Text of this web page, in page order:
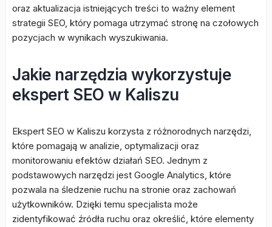
oraz aktualizacja istniejących treści to ważny element
strategii SEO, który pomaga utrzymać stronę na czołowych
pozycjach w wynikach wyszukiwania.
Jakie narzędzia wykorzystuje
ekspert SEO w Kaliszu
Ekspert SEO w Kaliszu korzysta z różnorodnych narzędzi,
które pomagają w analizie, optymalizacji oraz
monitorowaniu efektów działań SEO. Jednym z
podstawowych narzędzi jest Google Analytics, które
pozwala na śledzenie ruchu na stronie oraz zachowań
użytkowników. Dzięki temu specjalista może
zidentyfikować źródła ruchu oraz określić, które elementy